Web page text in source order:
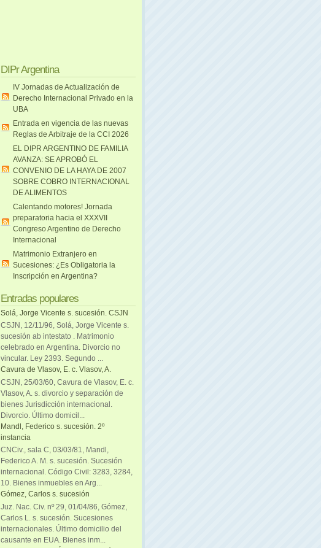
DIPr Argentina
IV Jornadas de Actualización de
Derecho Internacional Privado en la
UBA
Entrada en vigencia de las nuevas
Reglas de Arbitraje de la CCI 2026
EL DIPR ARGENTINO DE FAMILIA
AVANZA: SE APROBÓ EL
CONVENIO DE LA HAYA DE 2007
SOBRE COBRO INTERNACIONAL
DE ALIMENTOS
Calentando motores! Jornada
preparatoria hacia el XXXVII
Congreso Argentino de Derecho
Internacional
Matrimonio Extranjero en
Sucesiones: ¿Es Obligatoria la
Inscripción en Argentina?
Entradas populares
Solá, Jorge Vicente s. sucesión. CSJN
CSJN, 12/11/96, Solá, Jorge Vicente s.
sucesión ab intestato . Matrimonio
celebrado en Argentina. Divorcio no
vincular. Ley 2393. Segundo ...
Cavura de Vlasov, E. c. Vlasov, A.
CSJN, 25/03/60, Cavura de Vlasov, E. c.
Vlasov, A. s. divorcio y separación de
bienes Jurisdicción internacional.
Divorcio. Último domicil...
Mandl, Federico s. sucesión. 2º
instancia
CNCiv., sala C, 03/03/81, Mandl,
Federico A. M. s. sucesión. Sucesión
internacional. Código Civil: 3283, 3284,
10. Bienes inmuebles en Arg...
Gómez, Carlos s. sucesión
Juz. Nac. Civ. nº 29, 01/04/86, Gómez,
Carlos L. s. sucesión. Sucesiones
internacionales. Último domicilio del
causante en EUA. Bienes inm...